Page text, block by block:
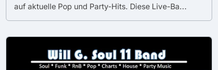
auf aktuelle Pop und Party-Hits. Diese Live-Ba...